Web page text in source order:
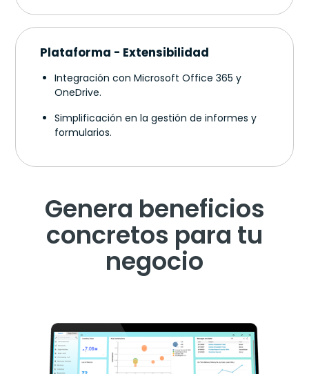
Plataforma - Extensibilidad
Integración con Microsoft Office 365 y
OneDrive.
Simplificación en la gestión de informes y
formularios.
Genera beneficios
concretos para tu
negocio